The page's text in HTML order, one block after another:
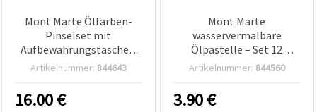
Mont Marte Ölfarben-
Pinselset mit
Aufbewahrungstasche –
11-teilig
Artikelnummer: 844643
16.00€
Mont Marte
wasservermalbare
Ölpastelle – Set 12
Farben, wasserlösliche
Zeichnen & Basteln
Artikelnummer: 844560
3.90€